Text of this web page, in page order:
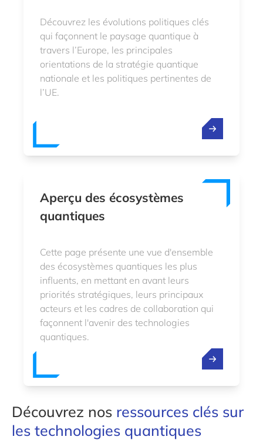
Découvrez les évolutions politiques clés
qui façonnent le paysage quantique à
travers l’Europe, les principales
orientations de la stratégie quantique
nationale et les politiques pertinentes de
l’UE.
Aperçu des écosystèmes
quantiques
Cette page présente une vue d'ensemble
des écosystèmes quantiques les plus
influents, en mettant en avant leurs
priorités stratégiques, leurs principaux
acteurs et les cadres de collaboration qui
façonnent l'avenir des technologies
quantiques.
Découvrez nos ressources clés sur
les technologies quantiques